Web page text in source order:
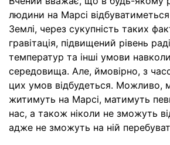
людини на Марсі
Землі, через сукупність таких
гравітація, підвищений рівень
температур та інші умови
середовища. Але, ймовірно, з
цих умов відбудеться. Можливо,
житимуть на Марсі, матимуть
нас, а також ніколи не зможуть
адже не зможуть на ній